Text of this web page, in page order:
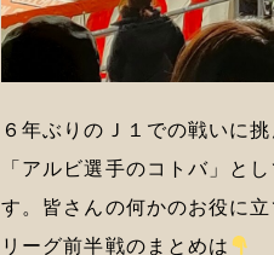
６年ぶりのＪ１での戦いに
「アルビ選手のコトバ」と
す。皆さんの何かのお役に立
リーグ前半戦のまとめは